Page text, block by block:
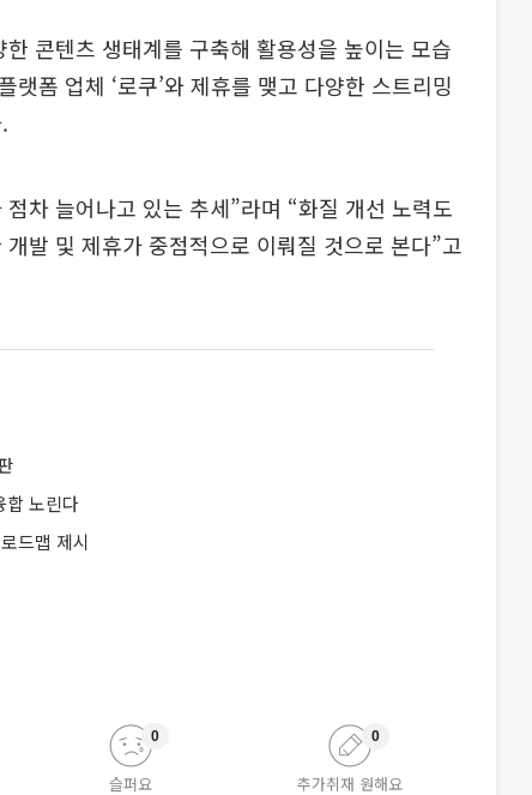
콘텐츠 생태계를 구축해 활용성을 높이는 모습
폼 업체 ‘로쿠’와 제휴를 맺고 다양한 스트리밍
차 늘어나고 있는 추세”라며 “화질 개선 노력도
발 및 제휴가 중점적으로 이뤄질 것으로 본다”고
합 노린다
드맵 제시
슬퍼요
0
추가취재 원해요
0